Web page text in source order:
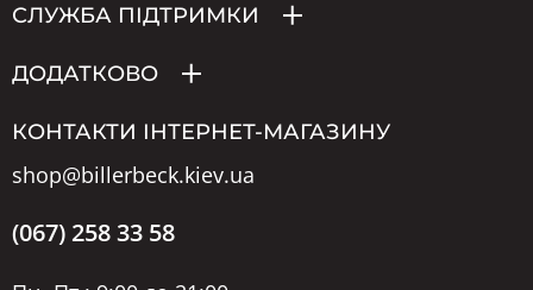
СЛУЖБА ПІДТРИМКИ
ДОДАТКОВО
КОНТАКТИ ІНТЕРНЕТ-МАГАЗИНУ
shop@billerbeck.kiev.ua
(067) 258 33 58